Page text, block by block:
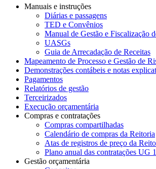
Manuais e instruções
Diárias e passagens
TED e Convênios
Manual de Gestão e Fiscalização
UASGs
Guia de Arrecadação de Receitas
Mapeamento de Processo e Gestão de
Demonstrações contábeis e notas
Pagamentos
Relatórios de gestão
Terceirizados
Execução orçamentária
Compras e contratações
Compras compartilhadas
Calendário de compras da Reitoria
Atas de registros de preço da
Plano anual das contratações UG
Gestão orçamentária